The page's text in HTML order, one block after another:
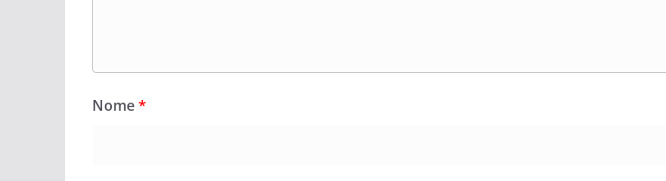
Nome*